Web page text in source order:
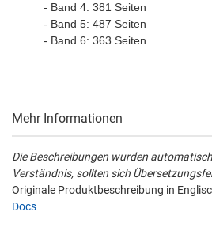
- Band 4: 381 Seiten
- Band 5: 487 Seiten
- Band 6: 363 Seiten
Mehr Informationen
Die Beschreibungen wurden
Verständnis, sollten sich
Originale Produktbeschreibung in
Docs